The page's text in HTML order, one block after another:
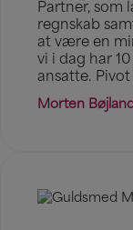
Partner, som
regnskab
at være en
vi i dag har
ansatte. Pivot
Morten